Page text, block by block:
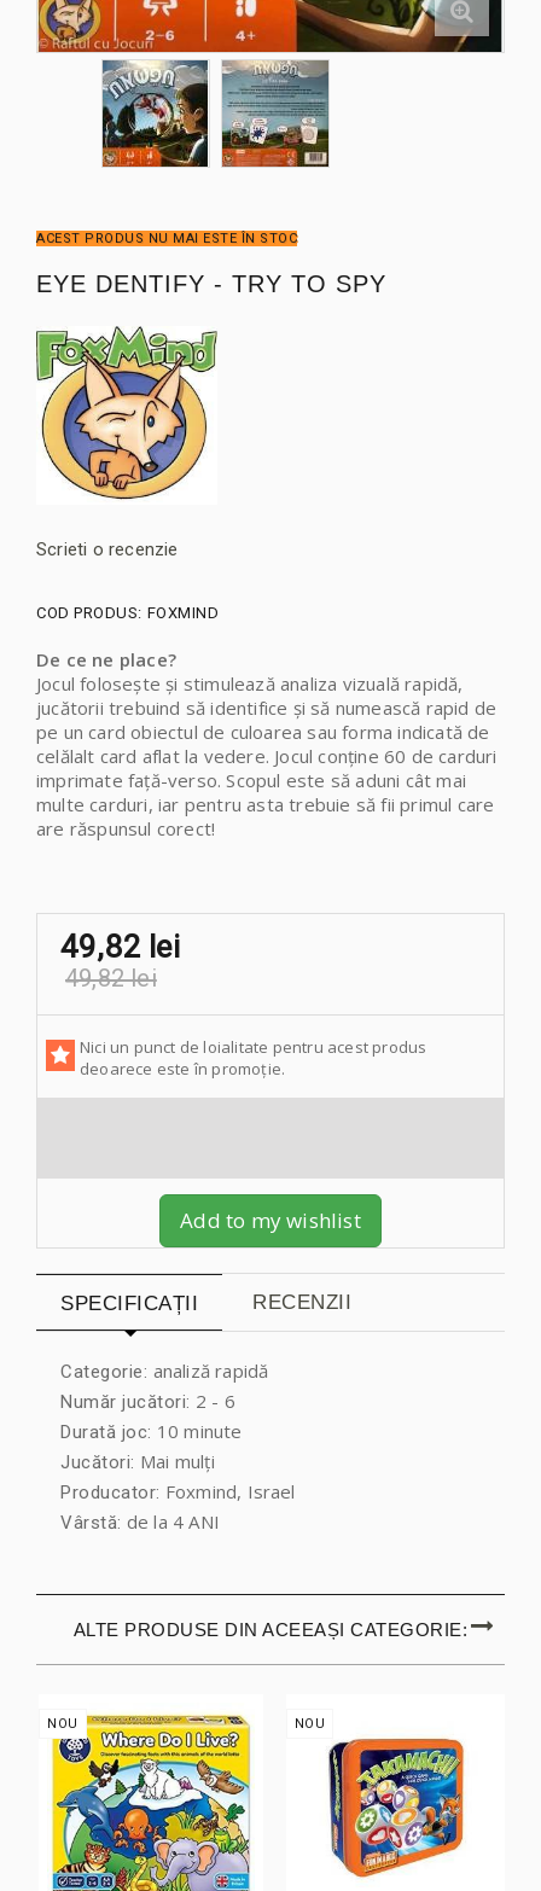
ACEST PRODUS NU MAI ESTE ÎN STOC
EYE DENTIFY - TRY TO SPY
Scrieti o recenzie
COD PRODUS: FOXMIND
De ce ne place?
Jocul folosește și stimulează analiza vizuală rapidă,
jucătorii trebuind să identifice și să numească rapid de
pe un card obiectul de culoarea sau forma indicată de
celălalt card aflat la vedere. Jocul conține 60 de carduri
imprimate față-verso. Scopul este să aduni cât mai
multe carduri, iar pentru asta trebuie să fii primul care
are răspunsul corect!
49,82 lei
49,82 lei
Nici un punct de loialitate pentru acest produs
deoarece este în promoție.
Add to my wishlist
SPECIFICAȚII RECENZII
Categorie: analiză rapidă
Număr jucători: 2 - 6
Durată joc: 10 minute
Jucători: Mai mulți
Producator: Foxmind, Israel
Vârstă: de la 4 ANI
ALTE PRODUSE DIN ACEEAȘI CATEGORIE:
NOU NOU